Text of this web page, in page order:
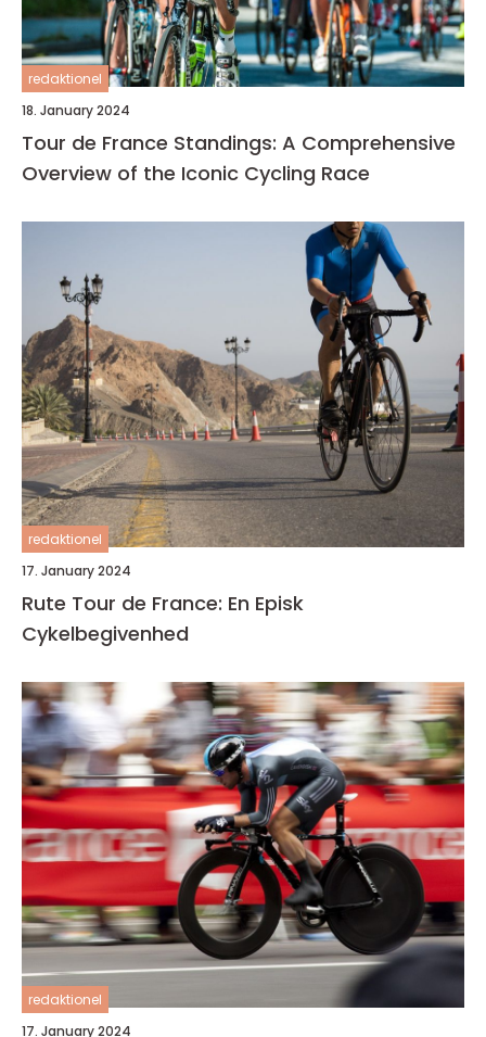
redaktionel
18. January 2024
Tour de France Standings: A Comprehensive
Overview of the Iconic Cycling Race
redaktionel
17. January 2024
Rute Tour de France: En Episk
Cykelbegivenhed
redaktionel
17. January 2024